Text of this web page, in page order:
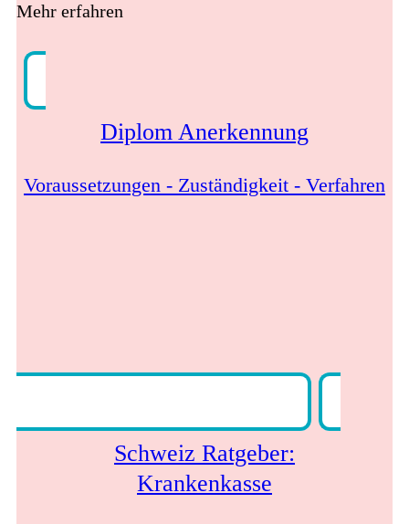
Mehr erfahren
Diplom Anerkennung
Voraussetzungen - Zuständigkeit - Verfahren
Schweiz Ratgeber:
Krankenkasse